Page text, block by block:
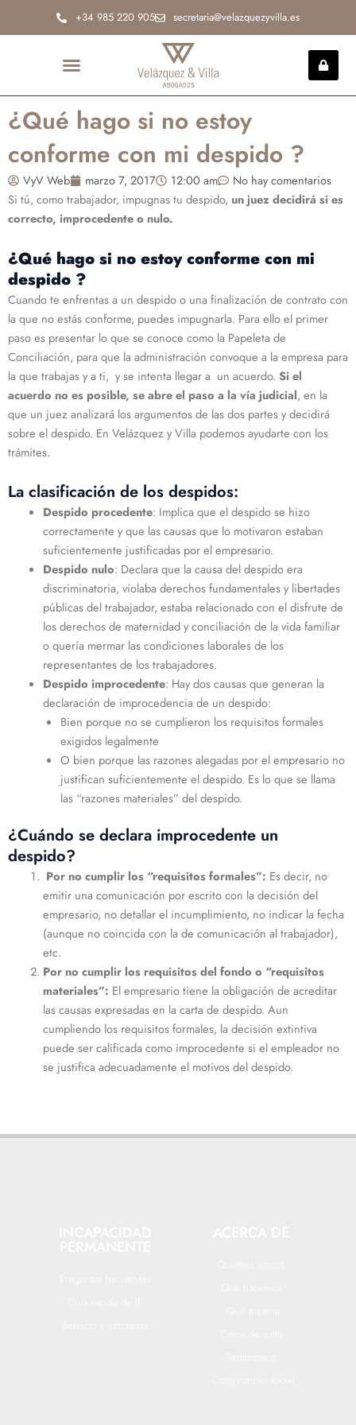
+34 985 220 905 secretaria@velazquezyvilla.es
¿Qué hago si no estoy
conforme con mi despido ?
VyV Web marzo 7, 2017 12:00 am
No hay comentarios
Si tú, como trabajador, impugnas tu despido, un juez decidirá si es
correcto, improcedente o nulo.
¿Qué hago si no estoy conforme con mi
despido ?
Cuando te enfrentas a un despido o una finalización de contrato con
la que no estás conforme, puedes impugnarla. Para ello el primer
paso es presentar lo que se conoce como la Papeleta de
Conciliación, para que la administración convoque a la empresa para
la que trabajas y a ti, y se intenta llegar a un acuerdo. Si el
acuerdo no es posible, se abre el paso a la vía judicial, en la
que un juez analizará los argumentos de las dos partes y decidirá
sobre el despido. En Velázquez y Villa podemos ayudarte con los
trámites.
La clasificación de los despidos:
Despido procedente: Implica que el despido se hizo
correctamente y que las causas que lo motivaron estaban
suficientemente justificadas por el empresario.
Despido nulo: Declara que la causa del despido era
discriminatoria, violaba derechos fundamentales y libertades
públicas del trabajador, estaba relacionado con el disfrute de
los derechos de maternidad y conciliación de la vida familiar
o quería mermar las condiciones laborales de los
representantes de los trabajadores.
Despido improcedente: Hay dos causas que generan la
declaración de improcedencia de un despido:
Bien porque no se cumplieron los requisitos formales
exigidos legalmente
O bien porque las razones alegadas por el empresario no
justifican suficientemente el despido. Es lo que se llama
las “razones materiales” del despido.
¿Cuándo se declara improcedente un
despido?
Por no cumplir los “requisitos formales”: Es decir, no
emitir una comunicación por escrito con la decisión del
empresario, no detallar el incumplimiento, no indicar la fecha
(aunque no coincida con la de comunicación al trabajador),
etc.
Por no cumplir los requisitos del fondo o “requisitos
materiales”: El empresario tiene la obligación de acreditar
las causas expresadas en la carta de despido. Aun
cumpliendo los requisitos formales, la decisión extintiva
puede ser calificada como improcedente si el empleador no
se justifica adecuadamente el motivos del despido.